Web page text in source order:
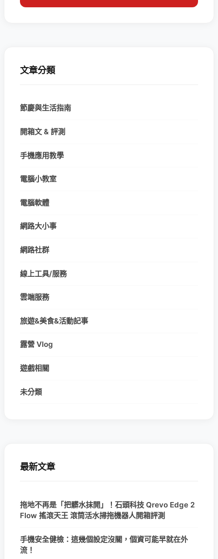
文章分類
節慶與生活指南
開箱文 & 評測
手機應用教學
電腦小教室
電腦軟體
網路大小事
網路社群
線上工具/服務
雲端服務
旅遊&美食&活動記事
露營 Vlog
遊戲相關
未分類
最新文章
拖地不再是「把髒水抹開」！石頭科技 Qrevo Edge 2
Flow 搖滾天王 滾筒活水掃拖機器人開箱評測
手機安全健檢：這幾個設定沒關，個資可能早就在外
流！